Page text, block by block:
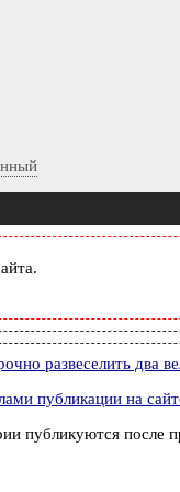
развеселить два
публикации на
публикуются после